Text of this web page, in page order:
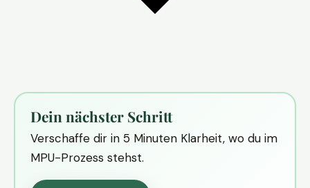
Dein nächster Schritt
Verschaffe dir in 5 Minuten Klarheit, wo du im
MPU-Prozess stehst.